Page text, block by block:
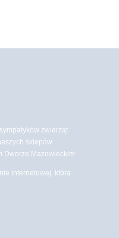
zwierząt
sklepów
Dworze Mazowieckim
internetowej, która